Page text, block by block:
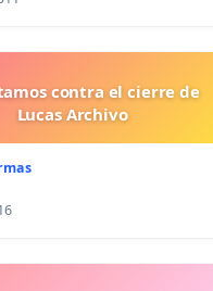
contra el cierre de
Lucas Archivo